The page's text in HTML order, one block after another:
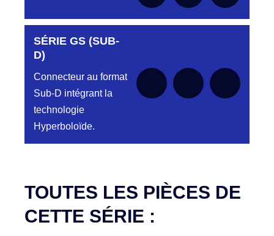
Aucune pièce disponible pour cette série pour
SÉRIE GS (SUB-
D)
Connecteur au format
Sub-D intégrant la
technologie
Hyperboloïde.
TOUTES LES PIÈCES DE
CETTE SÉRIE :